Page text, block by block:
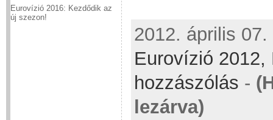
Eurovízió 2016: Kezdődik az
új szezon!
2012. április
Eurovízió 2012,
hozzászólás -
lezárva)